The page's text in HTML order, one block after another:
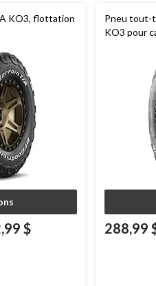
KO3, flottation
$
Pneu tout-
KO3 pour
288,99